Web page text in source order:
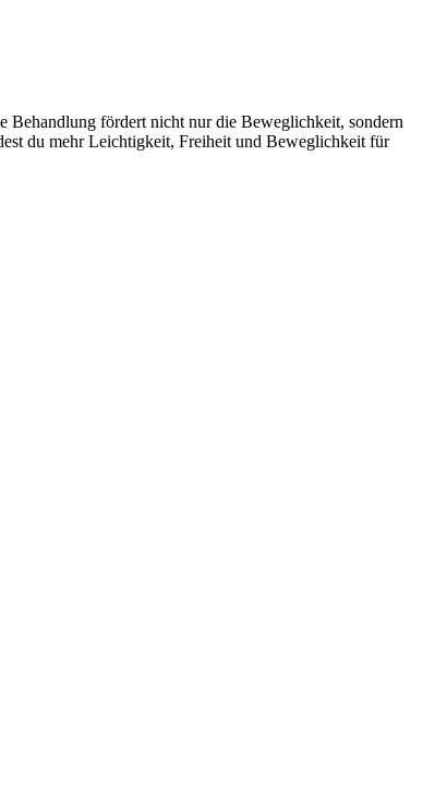
Behandlung fördert nicht nur die Beweglichkeit, sondern
du mehr Leichtigkeit, Freiheit und Beweglichkeit für